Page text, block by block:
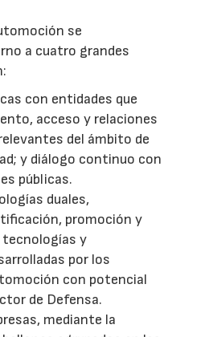
se
a cuatro grandes
con entidades que
acceso y relaciones
del ámbito de
y diálogo continuo con
públicas.
duales,
promoción y
tecnologías y
por los
con potencial
de Defensa.
mediante la